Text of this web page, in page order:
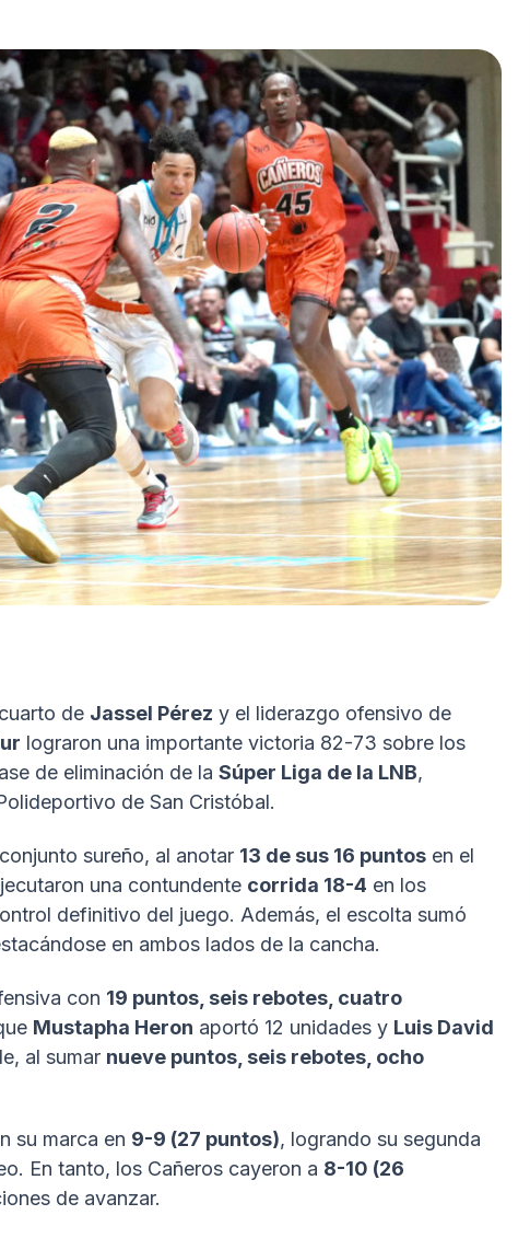
de Jassel Pérez y el liderazgo ofensivo de
lograron una importante victoria 82-73 sobre los
de eliminación de la Súper Liga de la LNB,
de San Cristóbal.
sureño, al anotar 13 de sus 16 puntos en el
una contundente corrida 18-4 en los
definitivo del juego. Además, el escolta sumó
en ambos lados de la cancha.
con 19 puntos, seis rebotes, cuatro
Mustapha Heron aportó 12 unidades y Luis David
al sumar nueve puntos, seis rebotes, ocho
su marca en 9-9 (27 puntos), logrando su segunda
En tanto, los Cañeros cayeron a 8-10 (26
de avanzar.